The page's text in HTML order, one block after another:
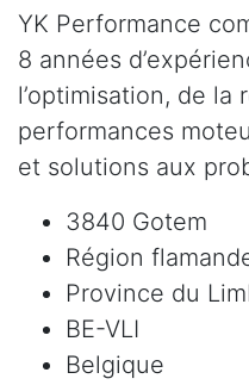
YK Performance
8 années
l’optimisation, de la
performances
et solutions aux
3840 Gotem
Région
Province du
BE-VLI
Belgique